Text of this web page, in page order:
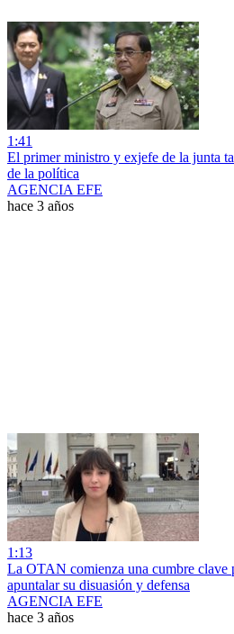
1:41
El primer ministro y exjefe de la junta
de la política
AGENCIA EFE
hace 3 años
1:13
La OTAN comienza una cumbre clave
apuntalar su disuasión y defensa
AGENCIA EFE
hace 3 años